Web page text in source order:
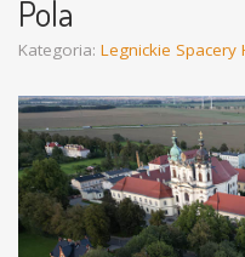
Pola
Kategoria: Legnickie Spacery